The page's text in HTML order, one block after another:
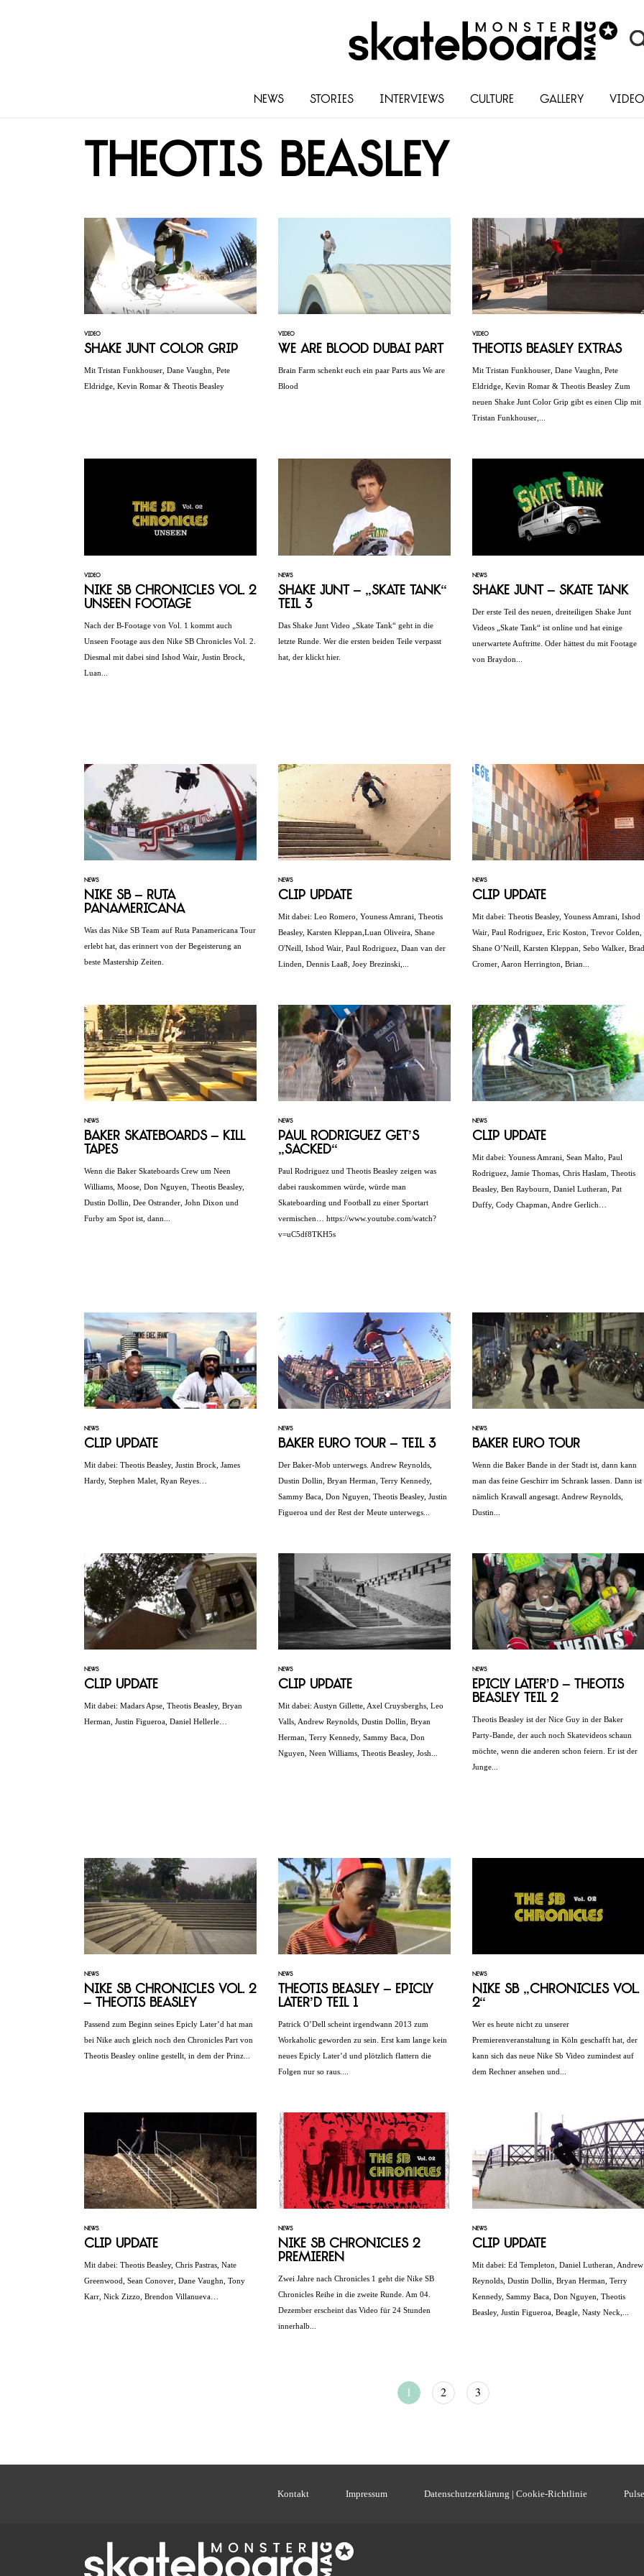
News Stories Interviews Culture Gallery Video
Theotis Beasley
VIDEO
Shake Junt Color Grip
Mit Tristan Funkhouser, Dane Vaughn, Pete
Eldridge, Kevin Romar & Theotis Beasley
VIDEO
We are Blood Dubai Part
Brain Farm schenkt euch ein paar Parts aus We are
Blood
VIDEO
Theotis Beasley Extras
Mit Tristan Funkhouser, Dane Vaughn, Pete
Eldridge, Kevin Romar & Theotis Beasley Zum
neuen Shake Junt Color Grip gibt es einen Clip mit
Tristan Funkhouser,...
VIDEO
Nike SB Chronicles Vol. 2
Unseen Footage
Nach der B-Footage von Vol. 1 kommt auch
Unseen Footage aus den Nike SB Chronicles Vol. 2.
Diesmal mit dabei sind Ishod Wair, Justin Brock,
Luan...
NEWS
Shake Junt – „Skate Tank“
Teil 3
Das Shake Junt Video „Skate Tank“ geht in die
letzte Runde. Wer die ersten beiden Teile verpasst
hat, der klickt hier.
NEWS
Shake Junt – Skate Tank
Der erste Teil des neuen, dreiteiligen Shake Junt
Videos „Skate Tank“ ist online und hat einige
unerwartete Auftritte. Oder hättest du mit Footage
von Braydon...
NEWS
Nike SB – Ruta
Panamericana
Was das Nike SB Team auf Ruta Panamericana Tour
erlebt hat, das erinnert von der Begeisterung an
beste Mastership Zeiten.
NEWS
Clip Update
Mit dabei: Leo Romero, Youness Amrani, Theotis
Beasley, Karsten Kleppan,Luan Oliveira, Shane
O'Neill, Ishod Wair, Paul Rodriguez, Daan van der
Linden, Dennis Laaß, Joey Brezinski,...
NEWS
Clip Update
Mit dabei: Theotis Beasley, Youness Amrani, Ishod
Wair, Paul Rodriguez, Eric Koston, Trevor Colden,
Shane O’Neill, Karsten Kleppan, Sebo Walker, Brad
Cromer, Aaron Herrington, Brian...
NEWS
Baker Skateboards – Kill
Tapes
Wenn die Baker Skateboards Crew um Neen
Williams, Moose, Don Nguyen, Theotis Beasley,
Dustin Dollin, Dee Ostrander, John Dixon und
Furby am Spot ist, dann...
NEWS
Paul Rodriguez get’s
„Sacked“
Paul Rodriguez und Theotis Beasley zeigen was
dabei rauskommen würde, würde man
Skateboarding und Football zu einer Sportart
vermischen… https://www.youtube.com/watch?
v=uC5df8TKH5s
NEWS
Clip Update
Mit dabei: Youness Amrani, Sean Malto, Paul
Rodriguez, Jamie Thomas, Chris Haslam, Theotis
Beasley, Ben Raybourn, Daniel Lutheran, Pat
Duffy, Cody Chapman, Andre Gerlich…
NEWS
Clip Update
Mit dabei: Theotis Beasley, Justin Brock, James
Hardy, Stephen Malet, Ryan Reyes…
NEWS
Baker Euro Tour – Teil 3
Der Baker-Mob unterwegs. Andrew Reynolds,
Dustin Dollin, Bryan Herman, Terry Kennedy,
Sammy Baca, Don Nguyen, Theotis Beasley, Justin
Figueroa und der Rest der Meute unterwegs...
NEWS
Baker Euro Tour
Wenn die Baker Bande in der Stadt ist, dann kann
man das feine Geschirr im Schrank lassen. Dann ist
nämlich Krawall angesagt. Andrew Reynolds,
Dustin...
NEWS
Clip Update
Mit dabei: Madars Apse, Theotis Beasley, Bryan
Herman, Justin Figueroa, Daniel Hellerle…
NEWS
Clip Update
Mit dabei: Austyn Gillette, Axel Cruysberghs, Leo
Valls, Andrew Reynolds, Dustin Dollin, Bryan
Herman, Terry Kennedy, Sammy Baca, Don
Nguyen, Neen Williams, Theotis Beasley, Josh...
NEWS
Epicly Later’d – Theotis
Beasley Teil 2
Theotis Beasley ist der Nice Guy in der Baker
Party-Bande, der auch noch Skatevideos schaun
möchte, wenn die anderen schon feiern. Er ist der
Junge...
NEWS
Nike SB Chronicles Vol. 2
– Theotis Beasley
Passend zum Beginn seines Epicly Later’d hat man
bei Nike auch gleich noch den Chronicles Part von
Theotis Beasley online gestellt, in dem der Prinz...
NEWS
Theotis Beasley – Epicly
Later’d Teil 1
Patrick O’Dell scheint irgendwann 2013 zum
Workaholic geworden zu sein. Erst kam lange kein
neues Epicly Later’d und plötzlich flattern die
Folgen nur so raus....
NEWS
Nike SB „Chronicles Vol.
2“
Wer es heute nicht zu unserer
Premierenveranstaltung in Köln geschafft hat, der
kann sich das neue Nike Sb Video zumindest auf
dem Rechner ansehen und...
NEWS
Clip Update
Mit dabei: Theotis Beasley, Chris Pastras, Nate
Greenwood, Sean Conover, Dane Vaughn, Tony
Karr, Nick Zizzo, Brendon Villanueva…
NEWS
Nike SB Chronicles 2
Premieren
Zwei Jahre nach Chronicles 1 geht die Nike SB
Chronicles Reihe in die zweite Runde. Am 04.
Dezember erscheint das Video für 24 Stunden
innerhalb...
NEWS
Clip Update
Mit dabei: Ed Templeton, Daniel Lutheran, Andrew
Reynolds, Dustin Dollin, Bryan Herman, Terry
Kennedy, Sammy Baca, Don Nguyen, Theotis
Beasley, Justin Figueroa, Beagle, Nasty Neck,...
1 2 3
Kontakt Impressum Datenschutzerklärung | Cookie-Richtlinie